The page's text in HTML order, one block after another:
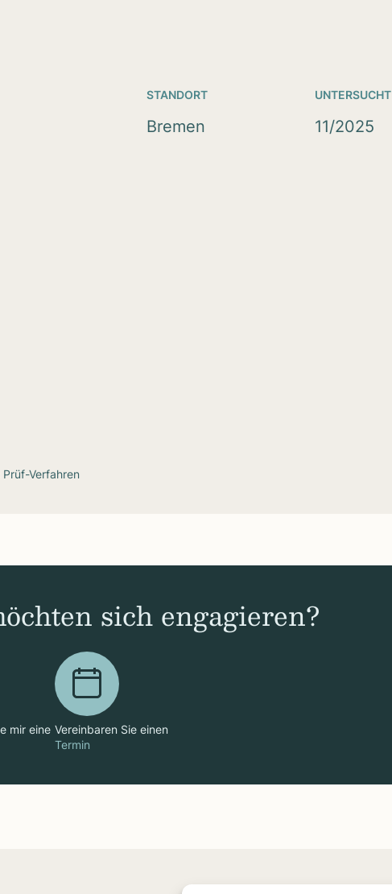
STANDORT
Bremen
UNTERSUCHT
11/2025
Prüf-Verfahren
sich engagieren?
mir eine Vereinbaren Sie einen
Termin